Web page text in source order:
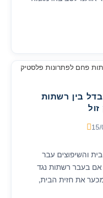
בין רשתות
והשיפוצים עבר
בעבר רשתות נגד
את חזית הבית,